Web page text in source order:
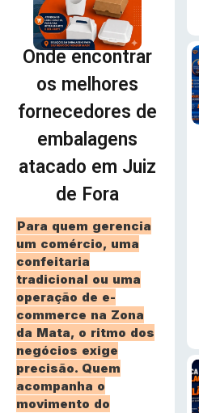
Onde encontrar
os melhores
fornecedores de
embalagens
atacado em Juiz
de Fora
Para quem gerencia
um comércio, uma
confeitaria
tradicional ou uma
operação de e-
commerce na Zona
da Mata, o ritmo dos
negócios exige
precisão. Quem
acompanha o
movimento do